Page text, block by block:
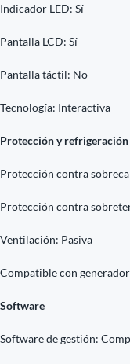
Indicador LED: Sí
Pantalla LCD: Sí
Pantalla táctil: No
Tecnología: Interactiva
Protección y refrigeración
Protección contra
Protección contra
Ventilación: Pasiva
Compatible con
Software
Software de gestión: